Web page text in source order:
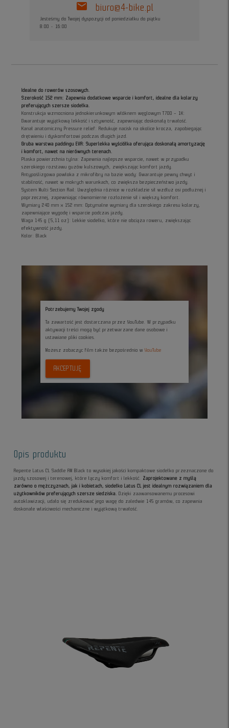
mail biuro@4-bike.pl
Jesteśmy do Twojej dyspozycji od poniedziałku do piątku
8:00 - 16:00
Idealne do rowerów szosowych.
Szerokość 152 mm: Zapewnia dodatkowe wsparcie i komfort, idealne dla kolarzy
preferujących szersze siodełka.
Konstrukcja wzmocniona jednokierunkowym włóknem węglowym T700 – 1K:
Gwarantuje wyjątkową lekkość i sztywność, zapewniając doskonałą trwałość.
Kanał anatomiczny Pressure relief: Redukuje nacisk na okolice krocza, zapobiegając
drętwieniu i dyskomfortowi podczas długich jazd.
Gruba warstwa paddingu EVA: Superlekka wyściółka oferująca doskonałą amortyzację
i komfort, nawet na nierównych terenach.
Płaska powierzchnia tylna: Zapewnia najlepsze wsparcie, nawet w przypadku
szerokiego rozstawu guzów kulszowych, zwiększając komfort jazdy.
Antypoślizgowa powłoka z mikrofibry na bazie wody: Gwarantuje pewny chwyt i
stabilność, nawet w mokrych warunkach, co zwiększa bezpieczeństwo jazdy.
System Multi Section Rail: Uwzględnia różnice w rozkładzie sił wzdłuż osi podłużnej i
poprzecznej, zapewniając równomierne rozłożenie sił i większy komfort.
Wymiary 240 mm x 152 mm: Optymalne wymiary dla szerokiego zakresu kolarzy,
zapewniające wygodę i wsparcie podczas jazdy.
Waga 145 g (5,11 oz): Lekkie siodełko, które nie obciąża roweru, zwiększając
efektywność jazdy.
Kolor: Black
Potrzebujemy Twojej zgody
Ta zawartość jest dostarczana przez YouTube. W przypadku
aktywacji treści mogą być przetwarzane dane osobowe i
ustawiane pliki cookies.
Możesz zobaczyc film także bezpośrednio w YouTube
AKCEPTUJĘ
Opis produktu
Repente Latus CL Saddle AM Black to wysokiej jakości kompaktowe siodełko przeznaczone do
jazdy szosowej i terenowej, które łączy komfort i lekkość. Zaprojektowane z myślą
zarówno o mężczyznach, jak i kobietach, siodełko Latus CL jest idealnym rozwiązaniem dla
użytkowników preferujących szersze siedziska.
Dzięki zaawansowanemu procesowi
autoklawizacji, udało się zredukować jego wagę do zaledwie 145 gramów, co zapewnia
doskonałe właściwości mechaniczne i wyjątkową trwałość.